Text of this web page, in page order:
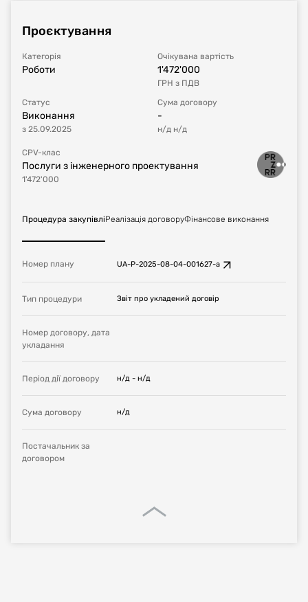
Проєктування
Категорія
Роботи
Очікувана вартість
1'472'000
ГРН з ПДВ
Статус
Виконання
з 25.09.2025
Сума договору
-
н/д н/д
CPV-клас
Послуги з інженерного проектування
1'472'000
Процедура закупівліРеалізація договоруФінансове виконання
Номер плану UA-P-2025-08-04-001627-a
Тип процедури Звіт про укладений договір
Номер договору, дата
укладання
Період дії договору н/д - н/д
Сума договору н/д
Постачальник за
договором